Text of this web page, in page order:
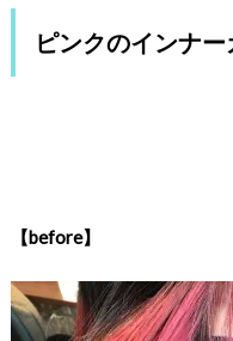
ピンクのインナ
【before】